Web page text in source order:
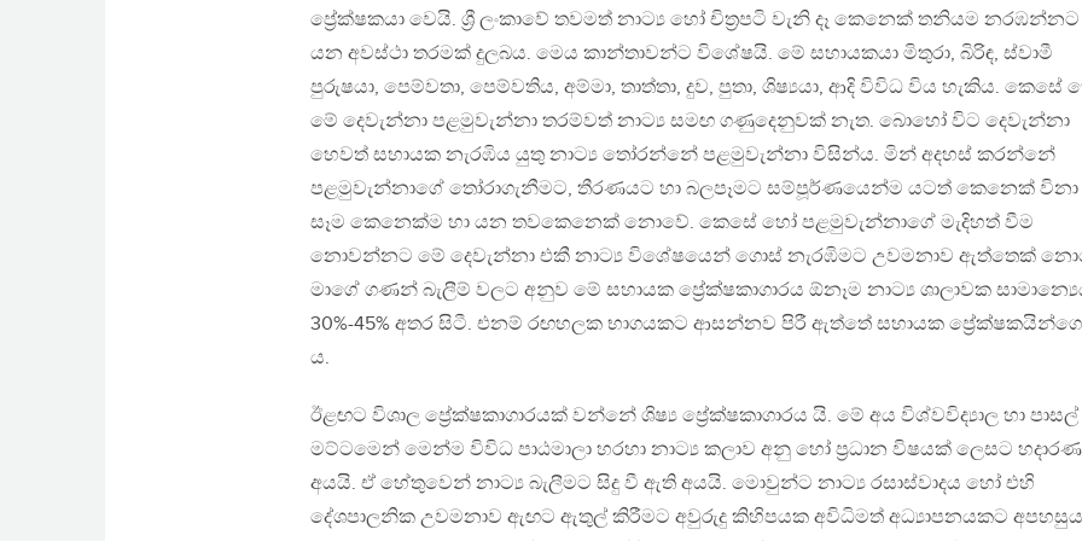
ප්‍රේක්ෂකයා වෙයි. ශ්‍රී ලංකාවේ තවමත් නාට්‍ය හෝ චිත්‍රපටි වැනි දෑ කෙනෙක් තනියම නරඹන්නට
යන අවස්ථා තරමක් දුලබය. මෙය කාන්තාවන්ට විශේෂයි. මේ සහායකයා මිතුරා, බිරිඳ, ස්වාමී
පුරුෂයා, පෙම්වතා, පෙම්වතිය, අම්මා, තාත්තා, දුව, පුතා, ශිෂ්‍යයා, ආදි විවිධ විය හැකිය. කෙසේ
මේ දෙවැන්නා පළමුවැන්නා තරම්වත් නාට්‍ය සමඟ ගණුදෙනුවක් නැත. බොහෝ විට දෙවැන්නා
හෙවත් සහායක නැරඹිය යුතු නාට්‍ය තෝරන්නේ පළමුවැන්නා විසින්ය. මින් අදහස් කරන්නේ
පළමුවැන්නාගේ තෝරාගැනීමට, තීරණයට හා බලපෑමට සම්පූර්ණයෙන්ම යටත් කෙනෙක් විනා
සෑම කෙනෙක්ම හා යන තවකෙනෙක් නොවේ. කෙසේ හෝ පළමුවැන්නාගේ මැදිහත් වීම
නොවන්නට මේ දෙවැන්නා එකී නාට්‍ය විශේෂයෙන් ගොස් නැරඹිමට උවමනාව ඇත්තෙක්
මාගේ ගණන් බැලීම් වලට අනුව මේ සහායක ප්‍රේක‍්ෂකාගාරය ඕනෑම නාට්‍ය ශාලාවක
30%-45% අතර සිටී. එනම් රඟහලක භාගයකට ආසන්නව පිරී ඇත්තේ සහායක
ය.
ඊළඟට විශාල ප්‍රේක‍්ෂකාගාරයක් වන්නේ ශිෂ්‍ය ප්‍රේක‍්ෂකාගාරය යි. මේ අය විශ්වවිද්‍යාල හා පාසල්
මට්ටමෙන් මෙන්ම විවිධ පාඨමාලා හරහා නාට්‍ය කලාව අනු හෝ ප්‍රධාන විෂයක් ලෙසට හදාරණ
අයයි. ඒ හේතුවෙන් නාට්‍ය බැලීමට සිදු වී ඇති අයයි. මොවුන්ට නාට්‍ය රසාස්වාදය හෝ එහි
දේශපාලනික උවමනාව ඇඟට ඇතුල් කිරීමට අවුරුදු කිහිපයක අවිධිමත් අධ්‍යාපනයකට